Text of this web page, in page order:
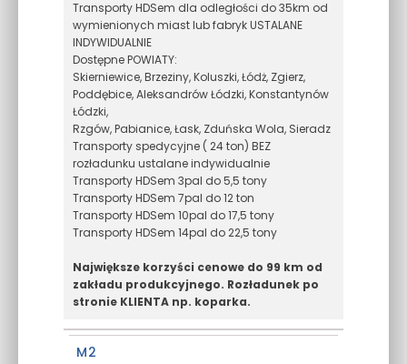
Transporty HDSem dla odległości do 35km od
wymienionych miast lub fabryk USTALANE
INDYWIDUALNIE
Dostępne POWIATY:
Skierniewice, Brzeziny, Koluszki, Łódż, Zgierz,
Poddębice, Aleksandrów Łódzki, Konstantynów
Łódzki,
Rzgów, Pabianice, Łask, Zduńska Wola, Sieradz
Transporty spedycyjne ( 24 ton) BEZ
rozładunku ustalane indywidualnie
Transporty HDSem 3pal do 5,5 tony
Transporty HDSem 7pal do 12 ton
Transporty HDSem 10pal do 17,5 tony
Transporty HDSem 14pal do 22,5 tony
Największe korzyści cenowe do 99 km od
zakładu produkcyjnego. Rozładunek po
stronie KLIENTA np. koparka.
M2